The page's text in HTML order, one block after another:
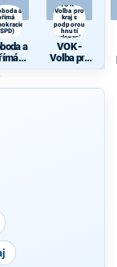
a
a
VOK -
Volba pro
kraj s
podporou
hnutí
Karlovaráci
VOK -
Volba pro
kraj s
hnutí